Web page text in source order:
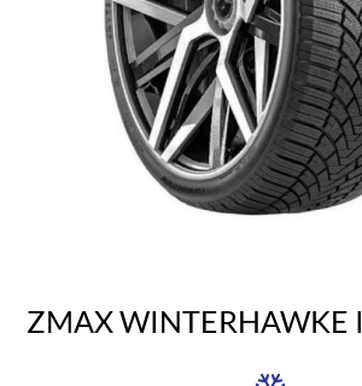
ZMAX WINTERHAWKE I